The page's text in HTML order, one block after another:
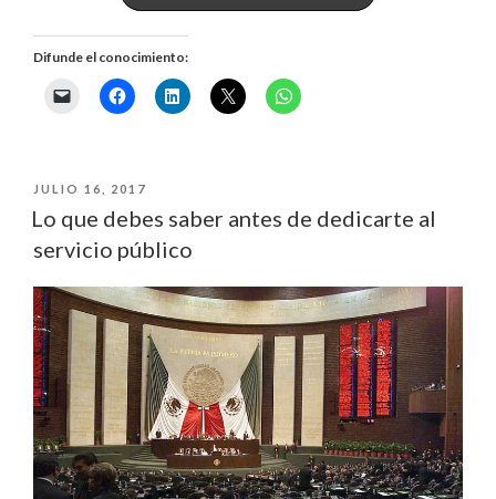
BUEN
DE
CAMPAÑA»
Difunde el conocimiento:
PUBLICADO
JULIO 16, 2017
Lo que debes saber antes de dedicarte al
servicio público